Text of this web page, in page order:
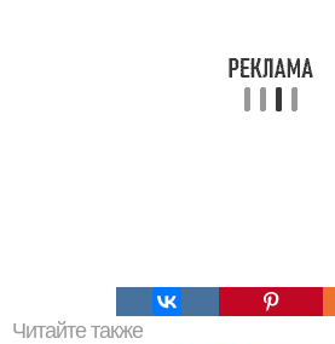
Читайте также